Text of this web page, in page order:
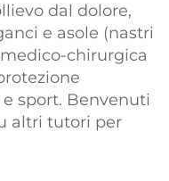
dal dolore,
e asole (nastri
chirurgica
sport. Benvenuti
altri tutori per